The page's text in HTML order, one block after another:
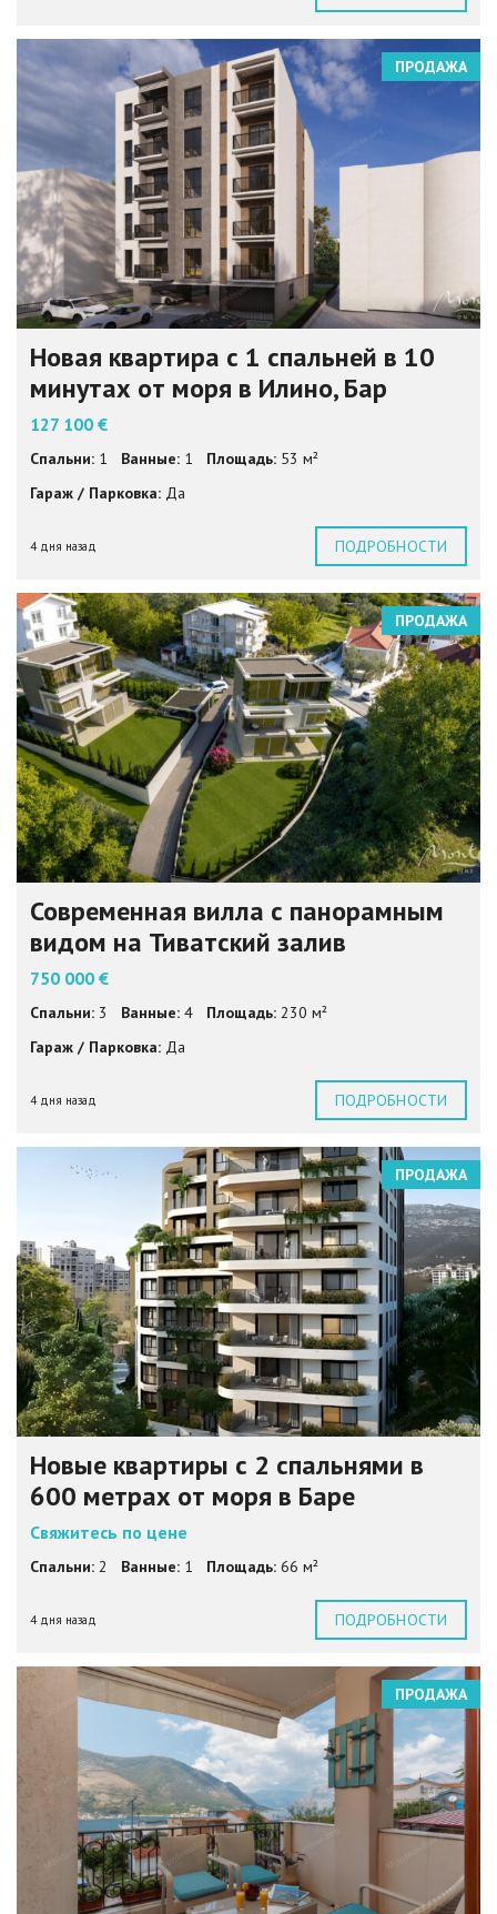
ПРОДАЖА
Новая квартира с 1 спальней в 10
минутах от моря в Илино, Бар
127 100 €
Спальни: 1 Ванные: 1 Площадь: 53 м²
Гараж / Парковка: Да
4 дня назад ПОДРОБНОСТИ
ПРОДАЖА
Современная вилла с панорамным
видом на Тиватский залив
750 000 €
Спальни: 3 Ванные: 4 Площадь: 230 м²
Гараж / Парковка: Да
4 дня назад ПОДРОБНОСТИ
ПРОДАЖА
Новые квартиры с 2 спальнями в
600 метрах от моря в Баре
Свяжитесь по цене
Спальни: 2 Ванные: 1 Площадь: 66 м²
4 дня назад ПОДРОБНОСТИ
ПРОДАЖА